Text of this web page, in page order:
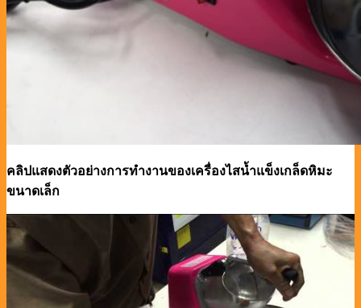
คลิปแสดงตัวอย่างการทำงานของเครื่องไสน้ำแข็งเกล็ดหิมะ
ขนาดเล็ก